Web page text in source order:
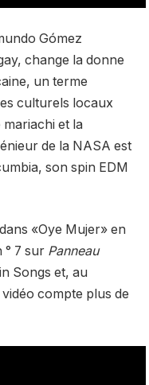
Gómez
change la donne
un terme
culturels locaux
et la
de la NASA est
son spin EDM
«Oye Mujer» en
° 7 sur Panneau
Songs et, au
compte plus de